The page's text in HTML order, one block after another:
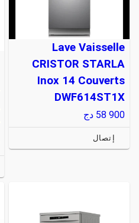
Lave Vaisselle
CRISTOR STARLA
Inox 14 Couverts
DWF614ST1X
58 900 دج
إتصال